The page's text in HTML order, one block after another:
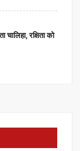
रक्षिता को